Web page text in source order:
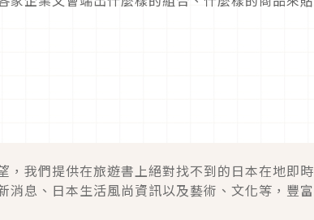
，我們提供在旅遊書上絕對找不到的日本在地即時
消息、日本生活風尚資訊以及藝術、文化等，豐富